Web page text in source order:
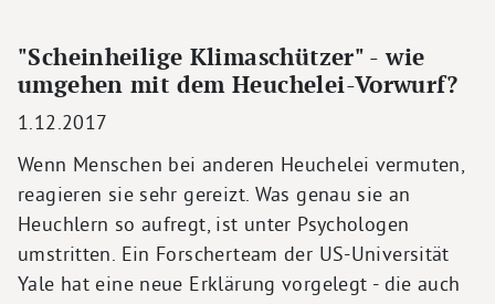
"Scheinheilige Klimaschützer" - wie
umgehen mit dem Heuchelei-Vorwurf?
1.12.2017
Wenn Menschen bei anderen Heuchelei vermuten,
reagieren sie sehr gereizt. Was genau sie an
Heuchlern so aufregt, ist unter Psychologen
umstritten. Ein Forscherteam der US-Universität
Yale hat eine neue Erklärung vorgelegt - die auch